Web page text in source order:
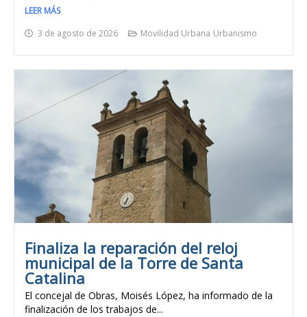
LEER MÁS
3 de agosto de 2026
Movilidad Urbana Urbanismo
Finaliza la reparación del reloj
municipal de la Torre de Santa
Catalina
El concejal de Obras, Moisés López, ha informado de la
finalización de los trabajos de...